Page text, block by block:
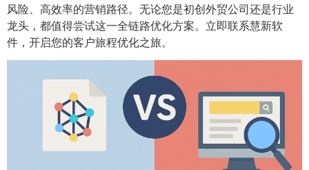
风险、高效率的营销路径。无论您是初创外贸公司还是行业
龙头，都值得尝试这一全链路优化方案。立即联系慧新软
件，开启您的客户旅程优化之旅。